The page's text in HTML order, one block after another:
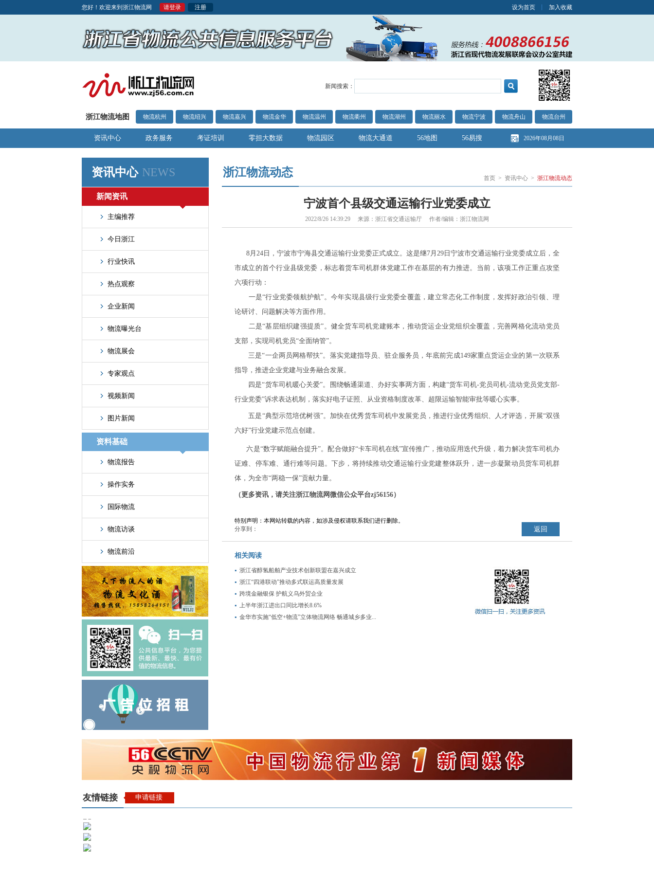
您好！欢迎来到浙江物流网 请登录 注册 设为首页 加入收藏
新闻搜索：
浙江物流地图 物流杭州 物流绍兴 物流嘉兴 物流金华 物流温州 物流衢州 物流湖州 物流丽水 物流宁波 物流舟山 物流台州
资讯中心 政务服务 考证培训 零担大数据 物流园区 物流大通道 56地图 56易搜 2026年08月08日
资讯中心 NEWS
新闻资讯
主编推荐
今日浙江
行业快讯
热点观察
企业新闻
物流曝光台
物流展会
专家观点
视频新闻
图片新闻
资料基础
物流报告
操作实务
国际物流
物流访谈
物流前沿
浙江物流动态 首页 > 资讯中心 > 浙江物流动态
宁波首个县级交通运输行业党委成立
2022/8/26 14:39:29 来源：浙江省交通运输厅 作者/编辑：浙江物流网
8月24日，宁波市宁海县交通运输行业党委正式成立。这是继7月29日宁波市交通运输行业党委成立后，全
市成立的首个行业县级党委，标志着货车司机群体党建工作在基层的有力推进。当前，该项工作正重点攻坚
六项行动：
一是“行业党委领航护航”。今年实现县级行业党委全覆盖，建立常态化工作制度，发挥好政治引领、理
论研讨、问题解决等方面作用。
二是“基层组织建强提质”。健全货车司机党建账本，推动货运企业党组织全覆盖，完善网格化流动党员
支部，实现司机党员“全面纳管”。
三是“一企两员网格帮扶”。落实党建指导员、驻企服务员，年底前完成149家重点货运企业的第一次联系
指导，推进企业党建与业务融合发展。
四是“货车司机暖心关爱”。围绕畅通渠道、办好实事两方面，构建“货车司机-党员司机-流动党员党支部-
行业党委”诉求表达机制，落实好电子证照、从业资格制度改革、超限运输智能审批等暖心实事。
五是“典型示范培优树强”。加快在优秀货车司机中发展党员，推进行业优秀组织、人才评选，开展“双强
六好”行业党建示范点创建。
六是“数字赋能融合提升”。配合做好“卡车司机在线”宣传推广，推动应用迭代升级，着力解决货车司机办
证难、停车难、通行难等问题。下步，将持续推动交通运输行业党建整体跃升，进一步凝聚动员货车司机群
体，为全市“两稳一保”贡献力量。
（更多资讯，请关注浙江物流网微信公众平台zj56156）
特别声明：本网站转载的内容，如涉及侵权请联系我们进行删除。
分享到：
返回
相关阅读
浙江省醇氢船舶产业技术创新联盟在嘉兴成立
浙江“四港联动”推动多式联运高质量发展
跨境金融银保 护航义乌外贸企业
上半年浙江进出口同比增长8.6%
金华市实施“低空+物流”立体物流网络 畅通城乡多业...
友情链接 申请链接